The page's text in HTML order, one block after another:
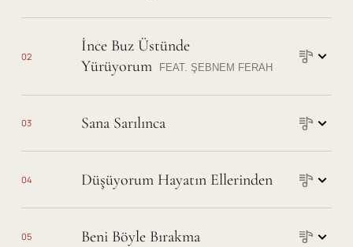
02
İnce Buz Üstünde
Yürüyorum
FEAT. ŞEBNEM FERAH
03 Sana Sarılınca
Şarkı sözleri
04 Düşüyorum Hayatın Ellerinden
Şarkı sözleri
05 Beni Böyle Bırakma
Şarkı sözleri